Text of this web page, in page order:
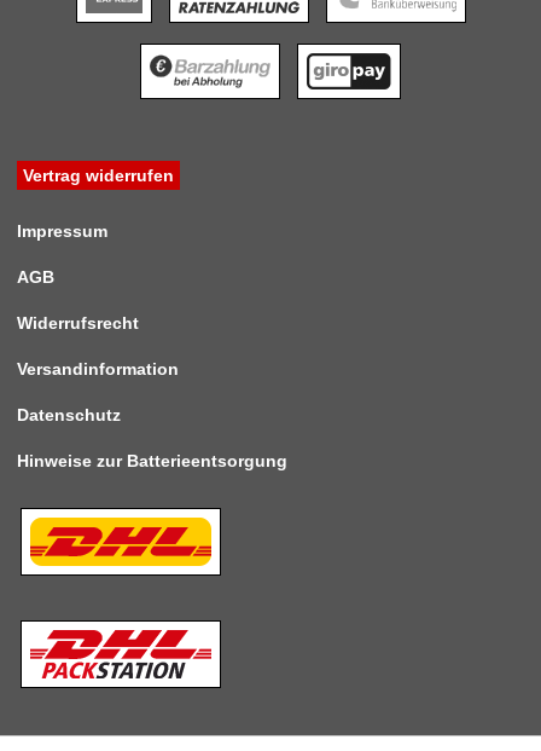
Vertrag widerrufen
Impressum
AGB
Widerrufsrecht
Versandinformation
Datenschutz
Hinweise zur Batterieentsorgung